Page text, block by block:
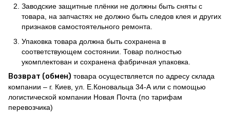
Заводские защитные плёнки не должны быть сняты с
товара, на запчастях не должно быть следов клея и других
признаков самостоятельного ремонта.
Упаковка товара должна быть сохранена в
соответствующем состоянии. Товар полностью
укомплектован и сохранена фабричная упаковка.
Возврат (обмен) товара осуществляется по адресу склада
компании – г. Киев, ул. Е.Коновальца 34-А или с помощью
логистической компании Новая Почта (по тарифам
перевозчика)